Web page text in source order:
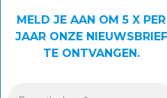
MELD JE AAN OM 5 X PER
JAAR ONZE NIEUWSBRIEF
TE ONTVANGEN.